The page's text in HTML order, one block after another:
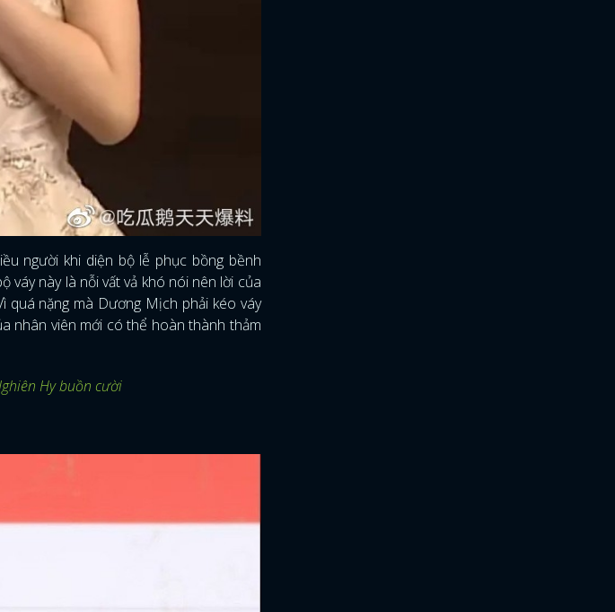
người khi diện bộ lễ phục bồng bềnh
váy này là nỗi vất vả khó nói nên lời của
quá nặng mà Dương Mịch phải kéo váy
nhân viên mới có thể hoàn thành thảm
Hy buồn cười